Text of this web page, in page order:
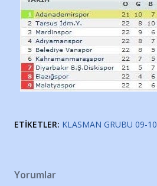
ETIKETLER: KLASMAN GRUBU 09-10
Yorumlar